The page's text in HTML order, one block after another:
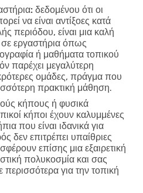
δεδομένου ότι οι
να είναι αντίξοες κατά
περιόδου, είναι μια καλή
σε εργαστήρια όπως
ή μαθήματα τοπικού
παρέχει μεγαλύτερη
ομάδες, πράγμα που
πρακτική μάθηση.
κήπους ή φυσικά
κήποι έχουν καλυμμένες
που είναι ιδανικά για
δεν επιτρέπει υπαίθριες
επίσης μια εξαιρετική
πολυκοσμία και σας
περισσότερα για την τοπική